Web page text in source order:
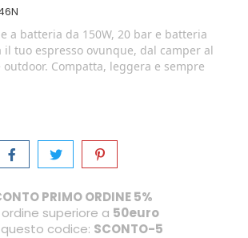
a batteria da 150W, 20 bar e batteria
il tuo espresso ovunque, dal camper al
Compatta, leggera e sempre
PRIMO ORDINE 5%
superiore a 50euro
questo codice: SCONTO-5